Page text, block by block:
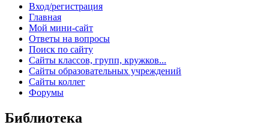
Вход/регистрация
Главная
Мой мини-сайт
Ответы на вопросы
Поиск по сайту
Сайты классов, групп, кружков...
Сайты образовательных учреждений
Сайты коллег
Форумы
Библиотека